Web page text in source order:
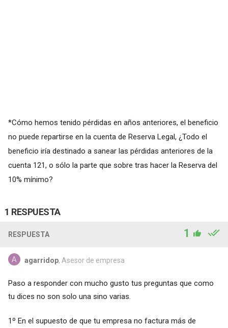
*Cómo hemos tenido pérdidas en años anteriores, el beneficio
no puede repartirse en la cuenta de Reserva Legal, ¿Todo el
beneficio iría destinado a sanear las pérdidas anteriores de la
cuenta 121, o sólo la parte que sobre tras hacer la Reserva del
10% mínimo?
1 RESPUESTA
RESPUESTA 1
agarridop, Asesor de empresa
Paso a responder con mucho gusto tus preguntas que como
tu dices no son solo una sino varias.
1º En el supuesto de que tu empresa no factura más de